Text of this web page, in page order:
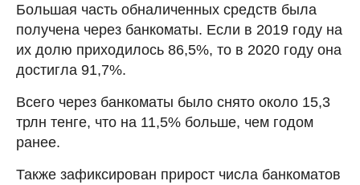
Большая часть обналиченных средств была
получена через банкоматы. Если в 2019 году на
их долю приходилось 86,5%, то в 2020 году она
достигла 91,7%.
Всего через банкоматы было снято около 15,3
трлн тенге, что на 11,5% больше, чем годом
ранее.
Также зафиксирован прирост числа банкоматов